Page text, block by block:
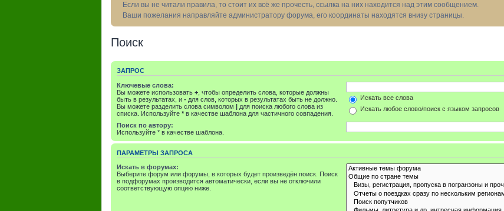
Если вы не читали правила, то стоит их всё же прочесть, ссылка на них находится над этим сообщением.
Ваши пожелания направляйте администратору форума, его координаты находятся внизу страницы.
Поиск
ЗАПРОС
Ключевые слова:
Вы можете использовать + , чтобы определить слова, которые должны
быть в результатах, и - для слов, которых в результатах быть не должно.
Вы можете разделить слова символом | для поиска любого слова из
списка. Используйте * в качестве шаблона для частичного совпадения.
Искать все слова
Искать любое слово/поиск с языком запросов
Поиск по автору:
Используйте * в качестве шаблона.
ПАРАМЕТРЫ ЗАПРОСА
Искать в форумах:
Выберите форум или форумы, в которых будет произведён поиск. Поиск
в подфорумах производится автоматически, если вы не отключили
соответствующую опцию ниже.